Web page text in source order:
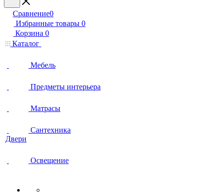
Сравнение0
Избранные товары 0
Корзина 0
Каталог
Мебель
Предметы интерьера
Матрасы
Сантехника
Двери
Освещение